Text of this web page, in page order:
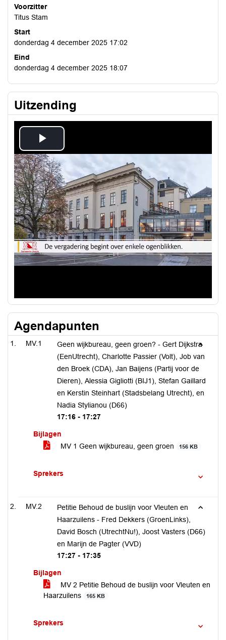
Voorzitter
Titus Stam
Start
donderdag 4 december 2025 17:02
Eind
donderdag 4 december 2025 18:07
Uitzending
Play
Video
Agendapunten
MV.1
Geen wijkbureau, geen groen? - Gert Dijkstra
(EenUtrecht), Charlotte Passier (Volt), Job van
den Broek (CDA), Jan Baijens (Partij voor de
Dieren), Alessia Gigliotti (BIJ1), Stefan Gaillard
en Kerstin Steinhart (Stadsbelang Utrecht), en
Nadia Stylianou (D66)
17:16 - 17:27
Bijlagen
MV 1 Geen wijkbureau, geen groen
156 KB
Sprekers
MV.2
Petitie Behoud de buslijn voor Vleuten en
Haarzuilens - Fred Dekkers (GroenLinks),
David Bosch (UtrechtNu!), Joost Vasters (D66)
en Marijn de Pagter (VVD)
17:27 - 17:35
Bijlagen
MV 2 Petitie Behoud de buslijn voor Vleuten en
Haarzuilens
165 KB
Sprekers